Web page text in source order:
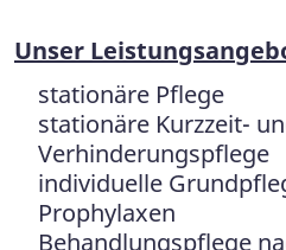
Unser
stationäre Pflege
stationäre Kurzzeit-
Verhinderungspflege
individuelle
Prophylaxen
Behandlungspflege